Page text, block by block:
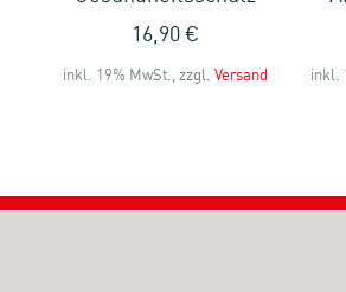
16,90 €
inkl. 19% MwSt., zzgl. Versand inkl.